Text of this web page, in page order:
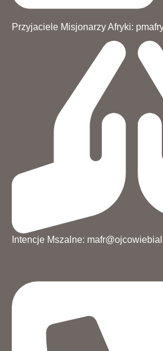
Przyjaciele Misjonarzy Afryki:
Intencje Mszalne: